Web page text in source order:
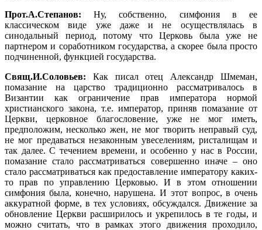
Прот.А.Степанов: Ну, собственно, симфония в ее
классическом виде уже даже и не осуществлялась в
синодальный период, потому что Церковь была уже не
партнером и соработником государства, а скорее была просто
подчиненной, функцией государства.
Свящ.И.Соловьев: Как писал отец Александр Шмеман,
помазание на царство традиционно рассматривалось в
Византии как ограничение прав императора нормой
христианского закона, т.е. император, приняв помазание от
Церкви, церковное благословение, уже не мог иметь,
предположим, несколько жен, не мог творить неправый суд,
не мог предаваться незаконным увеселениям, ристалищам и
так далее. С течением времени, и особенно у нас в России,
помазание стало рассматриваться совершенно иначе – оно
стало рассматриваться как предоставление императору каких-
то прав по управлению Церковью. И в этом отношении
симфония была, конечно, нарушена. И этот вопрос, в очень
аккуратной форме, в тех условиях, обсуждался. Движение за
обновление Церкви расширилось и укрепилось в те годы, и
можно считать, что в рамках этого движения проходило,